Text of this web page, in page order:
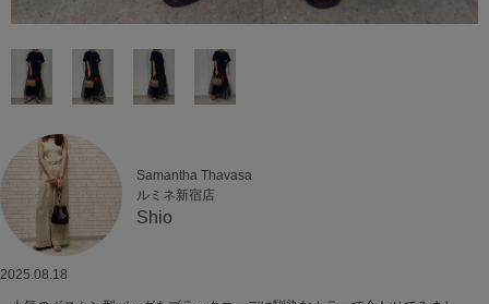
Samantha Thavasa
ルミネ新宿店
Shio
2025.08.18